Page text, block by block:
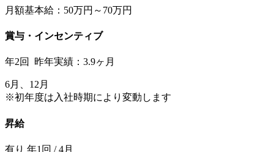
月額基本給：50万円～70万円
賞与・インセンティブ
年2回 昨年実績：3.9ヶ月
6月、12月
※初年度は入社時期により変動します
昇給
有り 年1回 / 4月